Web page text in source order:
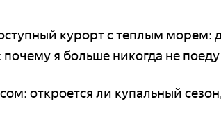
курорт с теплым морем:
я больше никогда не
откроется ли купальный